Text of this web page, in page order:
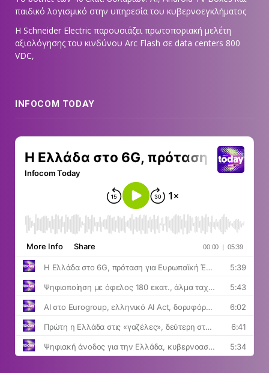
παιδικό λογισμικό στην υπηρεσία του κυβερνοεγκλήματος
Η Schneider Electric παρουσιάζει πρωτοποριακή μελέτη
αξιολόγησης του κινδύνου Arc Flash σε data centers 800
VDC,
INFOCOM TODAY